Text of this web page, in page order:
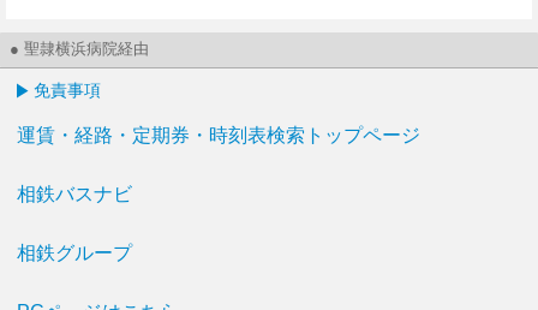
● 聖隷横浜病院経由
免責事項
運賃・経路・定期券・時刻表検索トップページ
相鉄バスナビ
相鉄グループ